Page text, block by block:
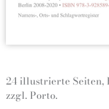
24 illustrierte Seiten,
zzgl. Porto.